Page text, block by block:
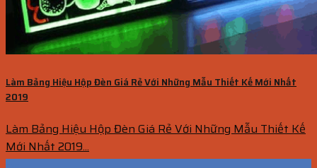
Làm Bảng Hiệu Hộp Đèn Giá Rẻ Với Những Mẫu Thiết Kế Mới Nhất
2019
Làm Bảng Hiệu Hộp Đèn Giá Rẻ Với Những Mẫu Thiết Kế
Mới Nhất 2019...